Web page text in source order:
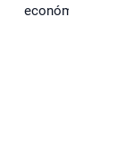
económicos